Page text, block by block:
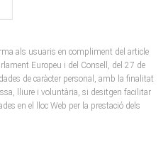
als usuaris en compliment del article
Europeu i del Consell, del 27 de
de caràcter personal, amb la finalitat
lliure i voluntària, si desitgen facilitar
en el lloc Web per la prestació dels